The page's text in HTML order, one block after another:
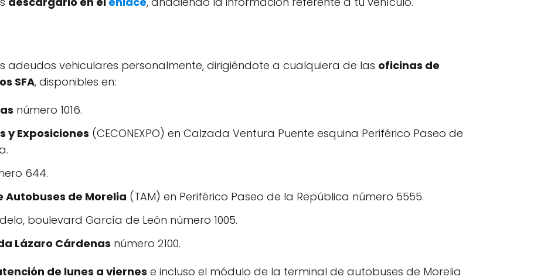
adeudos vehiculares personalmente, dirigiéndote a cualquiera de las oficinas de
SFA, disponibles en:
número 1016.
y Exposiciones (CECONEXPO) en Calzada Ventura Puente esquina Periférico Paseo de
644.
Autobuses de Morelia (TAM) en Periférico Paseo de la República número 5555.
boulevard García de León número 1005.
Lázaro Cárdenas número 2100.
de lunes a viernes e incluso el módulo de la terminal de autobuses de Morelia